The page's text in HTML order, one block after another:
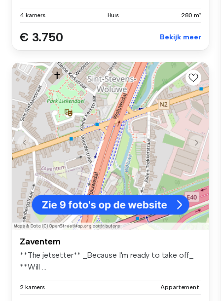
4 kamers Huis 280 m²
€ 3.750 Bekijk meer
Zaventem
**The jetsetter** _Because I'm ready to take off_
**Will ...
2 kamers Appartement